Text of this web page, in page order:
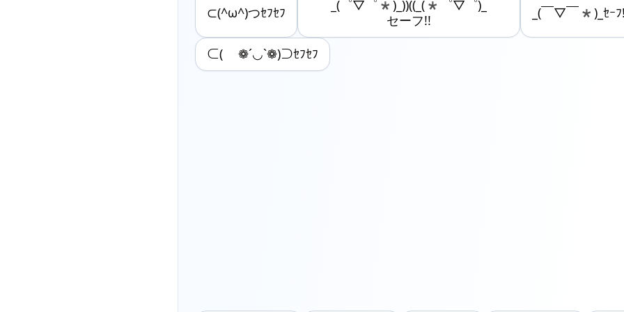
⊂(^ω^)つｾﾌｾﾌ
_(゜▽゜*)_))((_(*゜▽゜)_
セーフ!!
_(￣▽￣*)_ｾｰ
⊂( ❁´◡`❁)⊃ｾﾌｾﾌ